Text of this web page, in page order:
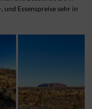
Essenspreise sehr in